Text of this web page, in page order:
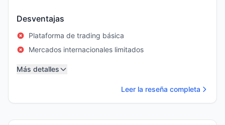
Desventajas
Plataforma de trading básica
Mercados internacionales limitados
Más detalles
Leer la reseña completa